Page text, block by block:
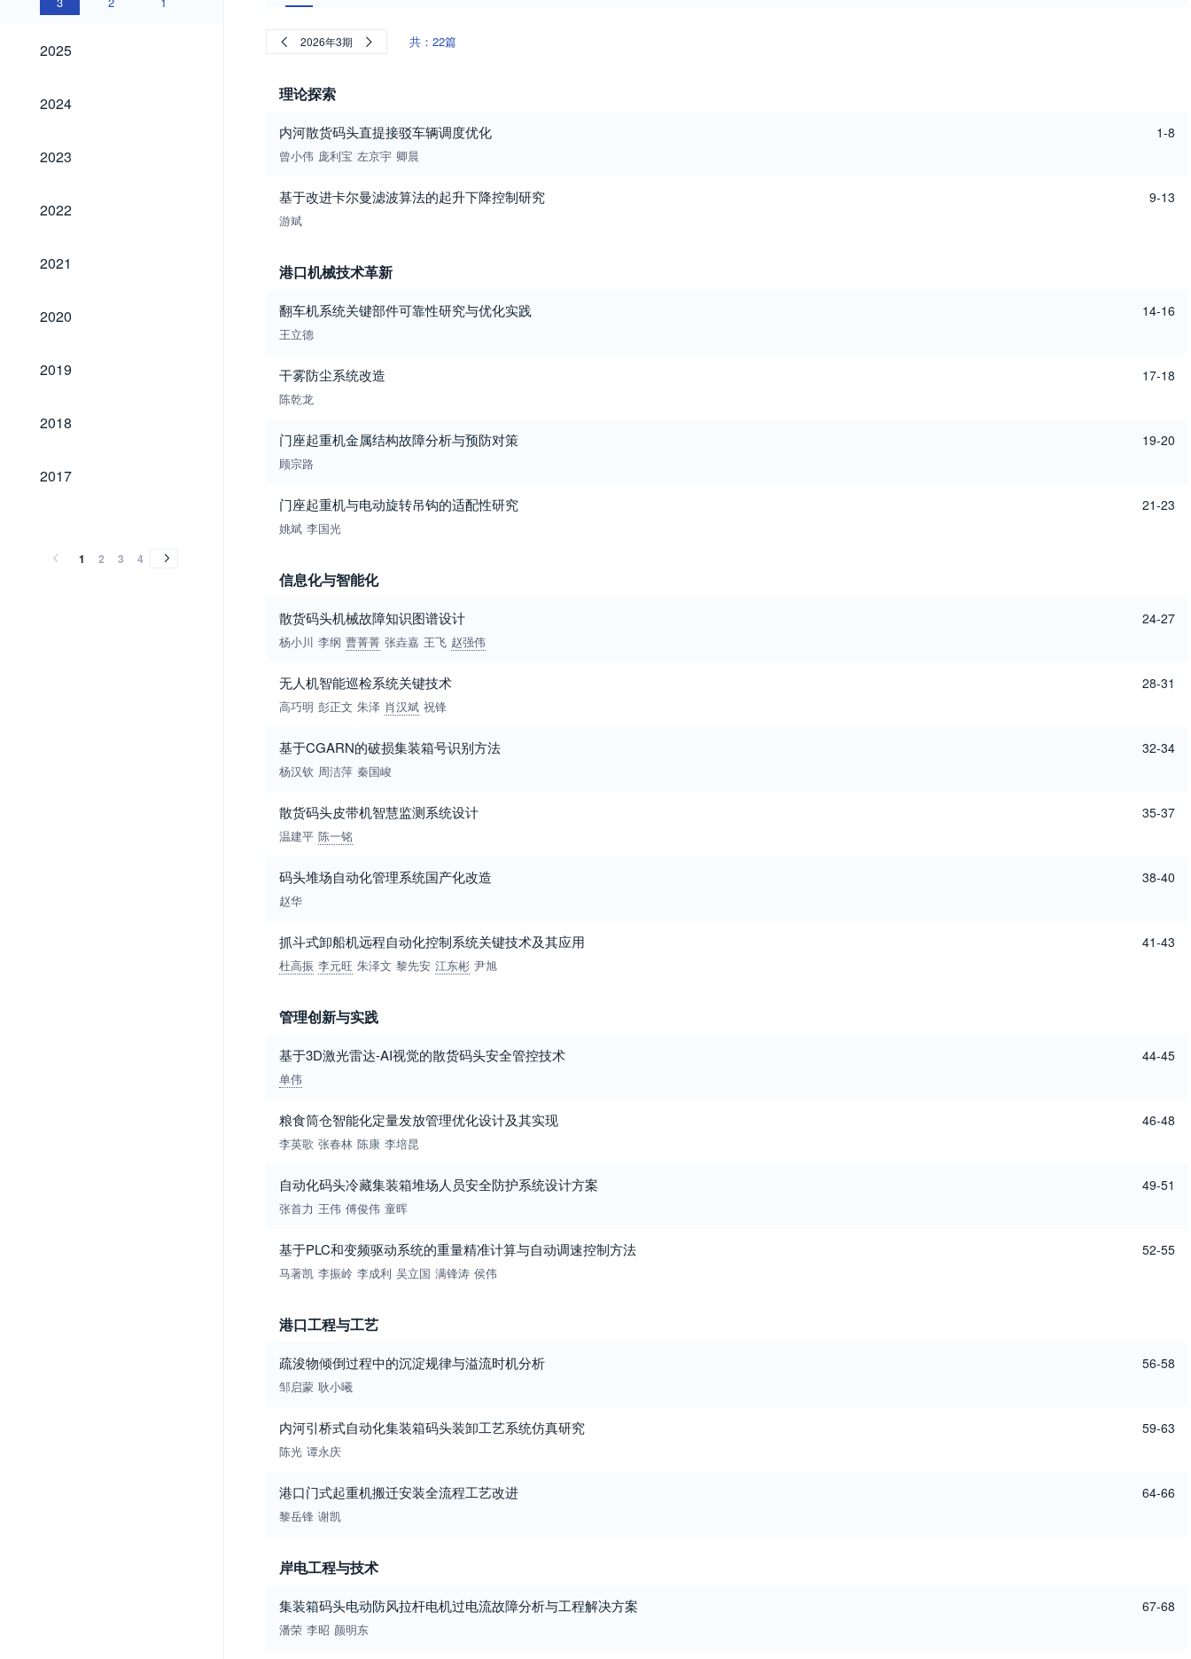
2025
2025
2024
2024
2023
2023
2022
2022
2021
2021
2020
2020
2019
2019
2018
2018
2017
2017
1 2 3 4
2026年3期 共：22篇
理论探索
内河散货码头直提接驳车辆调度优化
曾小伟 庞利宝 左京宇 卿晨
1-8
基于改进卡尔曼滤波算法的起升下降控制研究
游斌
9-13
港口机械技术革新
翻车机系统关键部件可靠性研究与优化实践
王立德
14-16
干雾防尘系统改造
陈乾龙
17-18
门座起重机金属结构故障分析与预防对策
顾宗路
19-20
门座起重机与电动旋转吊钩的适配性研究
姚斌 李国光
21-23
信息化与智能化
散货码头机械故障知识图谱设计
杨小川 李纲 曹菁菁 张垚嘉 王飞 赵强伟
24-27
无人机智能巡检系统关键技术
高巧明 彭正文 朱泽 肖汉斌 祝锋
28-31
基于CGARN的破损集装箱号识别方法
杨汉钦 周洁萍 秦国峻
32-34
散货码头皮带机智慧监测系统设计
温建平 陈一铭
35-37
码头堆场自动化管理系统国产化改造
赵华
38-40
抓斗式卸船机远程自动化控制系统关键技术及其应用
杜高振 李元旺 朱泽文 黎先安 江东彬 尹旭
41-43
管理创新与实践
基于3D激光雷达-AI视觉的散货码头安全管控技术
单伟
44-45
粮食筒仓智能化定量发放管理优化设计及其实现
李英歌 张春林 陈康 李培昆
46-48
自动化码头冷藏集装箱堆场人员安全防护系统设计方案
张首力 王伟 傅俊伟 童晖
49-51
基于PLC和变频驱动系统的重量精准计算与自动调速控制方法
马著凯 李振岭 李成利 吴立国 满锋涛 侯伟
52-55
港口工程与工艺
疏浚物倾倒过程中的沉淀规律与溢流时机分析
邹启蒙 耿小曦
56-58
内河引桥式自动化集装箱码头装卸工艺系统仿真研究
陈光 谭永庆
59-63
港口门式起重机搬迁安装全流程工艺改进
黎岳锋 谢凯
64-66
岸电工程与技术
集装箱码头电动防风拉杆电机过电流故障分析与工程解决方案
潘荣 李昭 颜明东
67-68